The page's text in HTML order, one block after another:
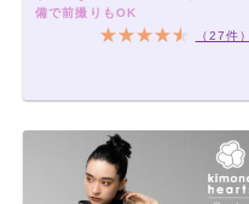
備で前撮りもOK
（27件）